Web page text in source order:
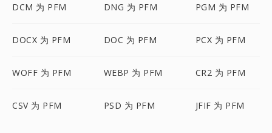
DCM 为 PFM DNG 为 PFM PGM 为 PFM
DOCX 为 PFM DOC 为 PFM PCX 为 PFM
WOFF 为 PFM WEBP 为 PFM CR2 为 PFM
CSV 为 PFM PSD 为 PFM JFIF 为 PFM